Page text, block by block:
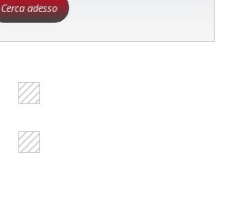
Cerca adesso